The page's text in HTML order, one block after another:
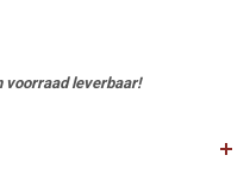
voorraad leverbaar!